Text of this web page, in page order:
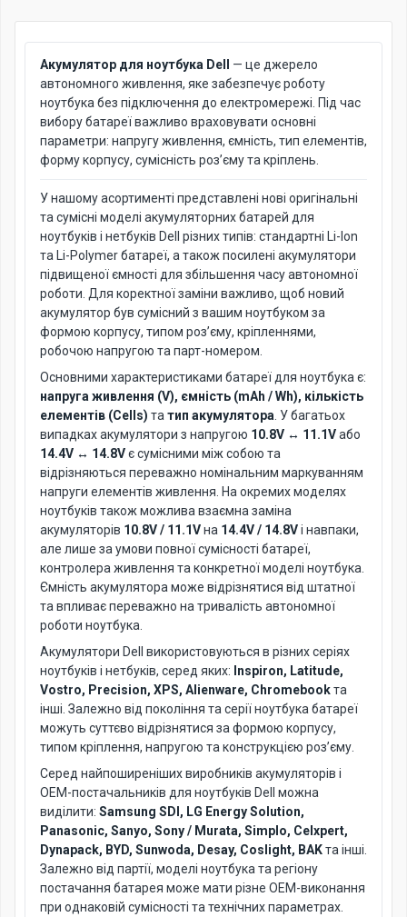
Акумулятор для ноутбука Dell
— це джерело
автономного живлення, яке забезпечує роботу
ноутбука без підключення до електромережі. Під час
вибору батареї важливо враховувати основні
параметри: напругу живлення, ємність, тип елементів,
форму корпусу, сумісність роз’єму та кріплень.
У нашому асортименті представлені нові оригінальні
та сумісні моделі акумуляторних батарей для
ноутбуків і нетбуків Dell різних типів: стандартні Li-Ion
та Li-Polymer батареї, а також посилені акумулятори
підвищеної ємності для збільшення часу автономної
роботи. Для коректної заміни важливо, щоб новий
акумулятор був сумісний з вашим ноутбуком за
формою корпусу, типом роз’єму, кріпленнями,
робочою напругою та парт-номером.
Основними характеристиками батареї для ноутбука є:
напруга живлення (V), ємність (mAh / Wh), кількість
елементів (Cells) та тип акумулятора . У багатьох
випадках акумулятори з напругою 10.8V ↔ 11.1Vабо
14.4V ↔ 14.8Vє сумісними між собою та
відрізняються переважно номінальним маркуванням
напруги елементів живлення. На окремих моделях
ноутбуків також можлива взаємна заміна
акумуляторів 10.8V / 11.1Vна 14.4V / 14.8Vі навпаки,
але лише за умови повної сумісності батареї,
контролера живлення та конкретної моделі ноутбука.
Ємність акумулятора може відрізнятися від штатної
та впливає переважно на тривалість автономної
роботи ноутбука.
Акумулятори Dell використовуються в різних серіях
ноутбуків і нетбуків, серед яких: Inspiron, Latitude,
Vostro, Precision, XPS, Alienware, Chromebookта
інші. Залежно від покоління та серії ноутбука батареї
можуть суттєво відрізнятися за формою корпусу,
типом кріплення, напругою та конструкцією роз’єму.
Серед найпоширеніших виробників акумуляторів і
OEM-постачальників для ноутбуків Dell можна
виділити: Samsung SDI, LG Energy Solution,
Panasonic, Sanyo, Sony / Murata, Simplo, Celxpert,
Dynapack, BYD, Sunwoda, Desay, Coslight, BAKта інші.
Залежно від партії, моделі ноутбука та регіону
постачання батарея може мати різне OEM-виконання
при однаковій сумісності та технічних параметрах.